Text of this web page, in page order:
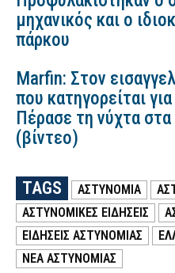
μηχανικός και ο
πάρκου
Marfin: Στον
που κατηγορείται
Πέρασε τη νύχτα
(βίντεο)
TAGS ΑΣΤΥΝΟΜΙΑ
ΑΣΤΥΝΟΜΙΚΕΣ ΕΙΔΗΣΕΙΣ
ΕΙΔΗΣΕΙΣ ΑΣΤΥΝΟΜΙΑΣ
ΝΕΑ ΑΣΤΥΝΟΜΙΑΣ